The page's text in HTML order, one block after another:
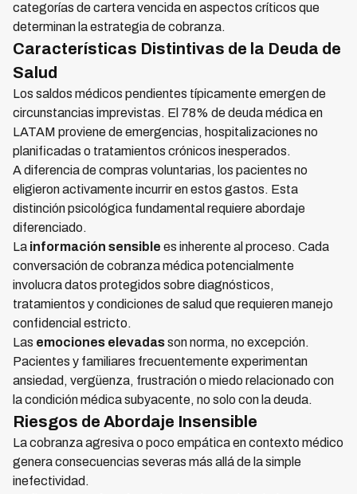
categorías de cartera vencida en aspectos críticos que
determinan la estrategia de cobranza.
Características Distintivas de la Deuda de
Salud
Los saldos médicos pendientes típicamente emergen de
circunstancias imprevistas. El 78% de deuda médica en
LATAM proviene de emergencias, hospitalizaciones no
planificadas o tratamientos crónicos inesperados.
A diferencia de compras voluntarias, los pacientes no
eligieron activamente incurrir en estos gastos. Esta
distinción psicológica fundamental requiere abordaje
diferenciado.
La información sensible es inherente al proceso. Cada
conversación de cobranza médica potencialmente
involucra datos protegidos sobre diagnósticos,
tratamientos y condiciones de salud que requieren manejo
confidencial estricto.
Las emociones elevadasson norma, no excepción.
Pacientes y familiares frecuentemente experimentan
ansiedad, vergüenza, frustración o miedo relacionado con
la condición médica subyacente, no solo con la deuda.
Riesgos de Abordaje Insensible
La cobranza agresiva o poco empática en contexto médico
genera consecuencias severas más allá de la simple
inefectividad.